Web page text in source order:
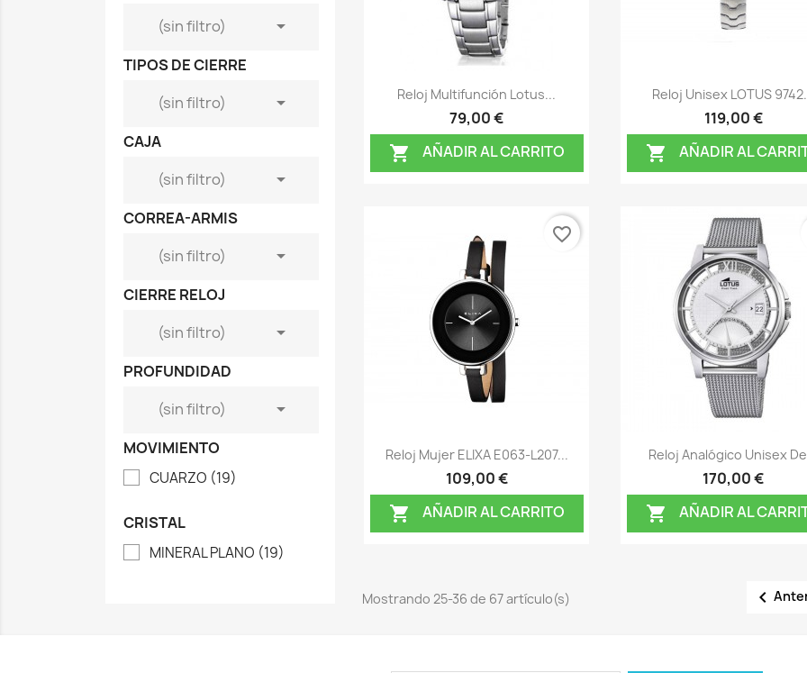
(sin filtro)

TIPOS DE CIERRE
(sin filtro)

CAJA
(sin filtro)

CORREA-ARMIS
(sin filtro)

CIERRE RELOJ
(sin filtro)

PROFUNDIDAD
(sin filtro)

MOVIMIENTO
CUARZO (19)
CRISTAL
MINERAL PLANO (19)
Vista rápida
Reloj Multifunción Lotus...
79,00 €
 AÑADIR AL CARRITO
Vista rápida
Reloj Unisex LOTUS
119,00 €
 AÑADIR AL
Vista rápida
Reloj Mujer ELIXA E063-L207...
109,00 €
 AÑADIR AL CARRITO
favorite_border
Vista rápida
Reloj Analógico Unisex
170,00 €
 AÑADIR AL
Mostrando 25-36 de 67 artículo(s) 